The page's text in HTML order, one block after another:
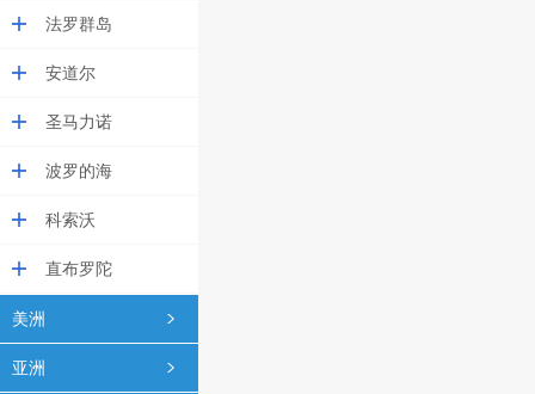
法罗群岛
安道尔
圣马力诺
波罗的海
科索沃
直布罗陀
美洲
亚洲